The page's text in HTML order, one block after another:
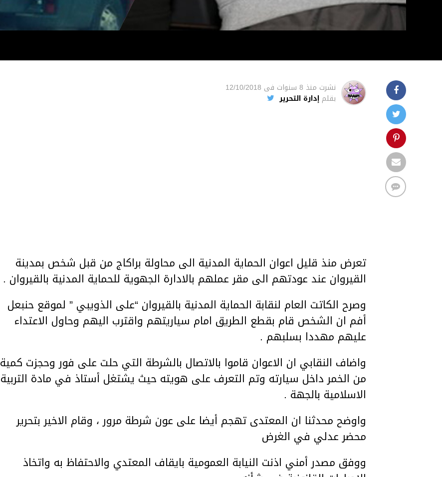
نشرت منذ 8 سنوات فى 12/10/2018
بقلم إدارة التحرير
تعرض منذ قليل اعوان الحماية المدنية الى محاولة براكاج من قبل شخص بمدينة
القيروان عند عودتهم الى مقر عملهم بالادارة الجهوية للحماية المدنية بالقيروان .
وصرح الكاتت العام لنقابة الحماية المدنية بالقيروان “على الذويبي ” لموقع حنبعل
أفم ان الشخص قام بقطع الطريق امام سياريتهم واقترب اليهم وحاول الاعتداء
عليهم مهددا بسلبهم .
واضاف النقابي ان الاعوان قاموا بالاتصال بالشرطة التي حلت على فور وحجزت كمية
من الخمر داخل سيارته وتم التعرف على هويته حيث يشتغل أستاذ في مادة التربية
الاسلامية بالجهة .
واوضح محدثنا ان المعتدى تهجم أيضا على عون شرطة مرور ، وقام الاخير بتحرير
محضر عدلي في الغرض
ووفق مصدر أمني اذنت النيابة العمومية بايقاف المعتدي والاحتفاظ به واتخاذ